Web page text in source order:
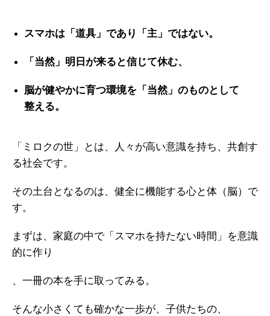
スマホは「道具」であり「主」ではない。
「当然」明日が来ると信じて休む、
脳が健やかに育つ環境を「当然」のものとして
整える。
「ミロクの世」とは、人々が高い意識を持ち、共創す
る社会です。
その土台となるのは、健全に機能する心と体（脳）で
す。
まずは、家庭の中で「スマホを持たない時間」を意識
的に作り
、一冊の本を手に取ってみる。
そんな小さくても確かな一歩が、子供たちの、